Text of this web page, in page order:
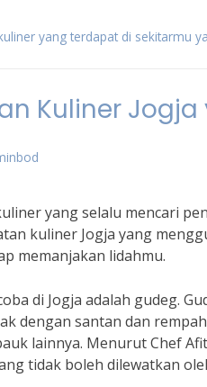
yang terdapat di sekitarmu
Kuliner
yang selalu mencari
kuliner Jogja yang
memanjakan lidahmu.
di Jogja adalah gudeg.
dengan santan dan
lainnya. Menurut Chef
tidak boleh dilewatkan